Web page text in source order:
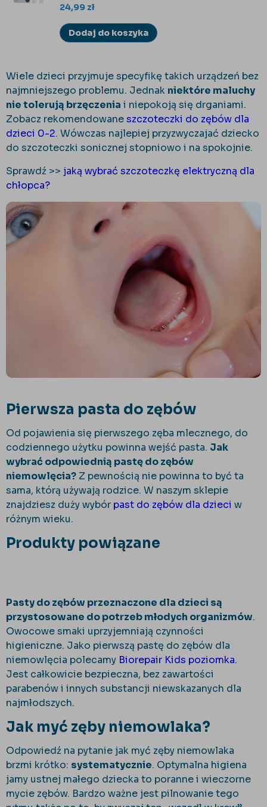
24,99 zł
Dodaj do koszyka
Wiele dzieci przyjmuje specyfikę takich urządzeń bez
najmniejszego problemu. Jednak niektóre maluchy
nie tolerują brzęczenia i niepokoją się drganiami.
Zobacz rekomendowaneszczoteczki do zębów dla
dzieci 0-2. Wówczas najlepiej przyzwyczajać dziecko
do szczoteczki sonicznej stopniowo i na spokojnie.
Sprawdź >> jaką wybrać szczoteczkę elektryczną dla
chłopca?
Pierwsza pasta do zębów
Od pojawienia się pierwszego zęba mlecznego, do
codziennego użytku powinna wejść pasta. Jak
wybrać odpowiednią pastę do zębów
niemowlęcia? Z pewnością nie powinna to być ta
sama, którą używają rodzice. W naszym sklepie
znajdziesz duży wybór past do zębów dla dzieci w
różnym wieku.
Produkty powiązane
Pasty do zębów przeznaczone dla dzieci są
przystosowane do potrzeb młodych organizmów.
Owocowe smaki uprzyjemniają czynności
higieniczne. Jako pierwszą pastę do zębów dla
niemowlęcia polecamy Biorepair Kids poziomka.
Jest całkowicie bezpieczna, bez zawartości
parabenów i innych substancji niewskazanych dla
najmłodszych.
Jak myć zęby niemowlaka?
Odpowiedź na pytanie jak myć zęby niemowlaka
brzmi krótko: systematycznie. Optymalna higiena
jamy ustnej małego dziecka to poranne i wieczorne
mycie zębów. Bardzo ważne jest pilnowanie tego